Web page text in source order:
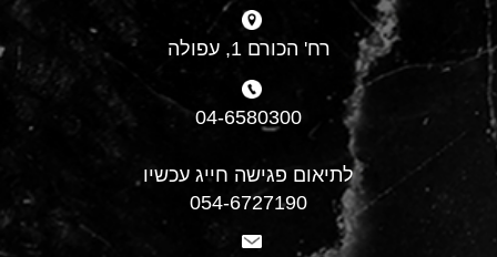
רח' הכורם 1, עפולה
04-6580300
לתיאום פגישה חייג עכשיו
054-6727190